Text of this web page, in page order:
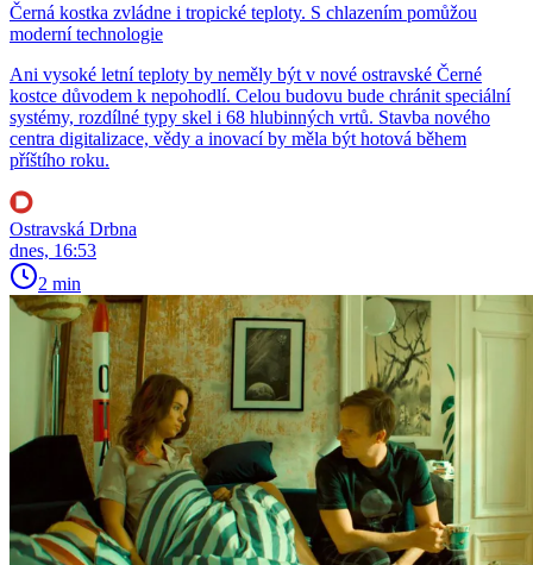
Černá kostka zvládne i tropické teploty. S chlazením pomůžou
moderní technologie
Ani vysoké letní teploty by neměly být v nové ostravské Černé
kostce důvodem k nepohodlí. Celou budovu bude chránit speciální
systémy, rozdílné typy skel i 68 hlubinných vrtů. Stavba nového
centra digitalizace, vědy a inovací by měla být hotová během
příštího roku.
Ostravská Drbna
dnes, 16:53
2 min